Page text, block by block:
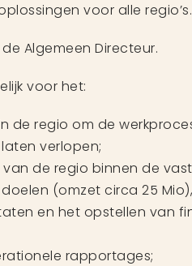
voor alle regio’s.
Algemeen Directeur.
voor het:
de regio om de
verlopen;
de regio binnen de
(omzet circa 25
en het opstellen van
rapportages;